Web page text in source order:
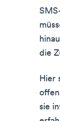
die
Hier
sie